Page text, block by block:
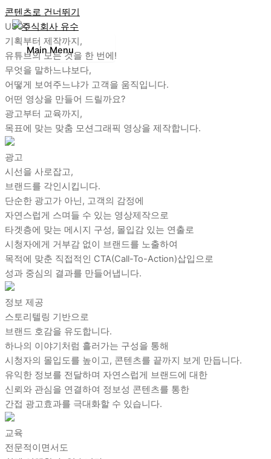
콘텐츠로 건너뛰기
Main Menu
USOO
기획부터 제작까지,
유튜브의 모든 것을 한 번에!
무엇을 말하느냐보다,
어떻게 보여주느냐가 고객을 움직입니다.
어떤 영상을 만들어 드릴까요?
광고부터 교육까지,
목표에 맞는 맞춤 모션그래픽 영상을 제작합니다.
광고
시선을 사로잡고,
브랜드를 각인시킵니다.
단순한 광고가 아닌, 고객의 감정에
자연스럽게 스며들 수 있는 영상제작으로
타겟층에 맞는 메시지 구성, 몰입감 있는 연출로
시청자에게 거부감 없이 브랜드를 노출하여
목적에 맞춘 직접적인 CTA(Call-To-Action)삽입으로
성과 중심의 결과를 만들어냅니다.
정보 제공
스토리텔링 기반으로
브랜드 호감을 유도합니다.
하나의 이야기처럼 흘러가는 구성을 통해
시청자의 몰입도를 높이고, 콘텐츠를 끝까지 보게 만듭니다.
유익한 정보를 전달하며 자연스럽게 브랜드에 대한
신뢰와 관심을 연결하여 정보성 콘텐츠를 통한
간접 광고효과를 극대화할 수 있습니다.
교육
전문적이면서도